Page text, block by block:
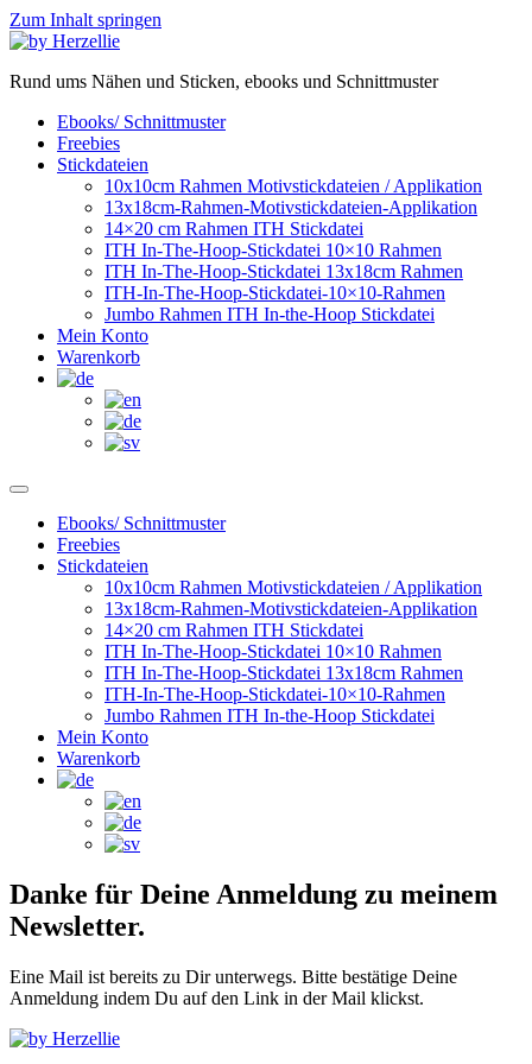
Zum Inhalt springen
Rund ums Nähen und Sticken, ebooks und Schnittmuster
Ebooks/ Schnittmuster
Freebies
Stickdateien
10x10cm Rahmen Motivstickdateien / Applikation
13x18cm-Rahmen-Motivstickdateien-Applikation
14×20 cm Rahmen ITH Stickdatei
ITH In-The-Hoop-Stickdatei 10×10 Rahmen
ITH In-The-Hoop-Stickdatei 13x18cm Rahmen
ITH-In-The-Hoop-Stickdatei-10×10-Rahmen
Jumbo Rahmen ITH In-the-Hoop Stickdatei
Mein Konto
Warenkorb
Ebooks/ Schnittmuster
Freebies
Stickdateien
10x10cm Rahmen Motivstickdateien / Applikation
13x18cm-Rahmen-Motivstickdateien-Applikation
14×20 cm Rahmen ITH Stickdatei
ITH In-The-Hoop-Stickdatei 10×10 Rahmen
ITH In-The-Hoop-Stickdatei 13x18cm Rahmen
ITH-In-The-Hoop-Stickdatei-10×10-Rahmen
Jumbo Rahmen ITH In-the-Hoop Stickdatei
Mein Konto
Warenkorb
Danke für Deine Anmeldung zu meinem
Newsletter.
Eine Mail ist bereits zu Dir unterwegs. Bitte bestätige Deine
Anmeldung indem Du auf den Link in der Mail klickst.